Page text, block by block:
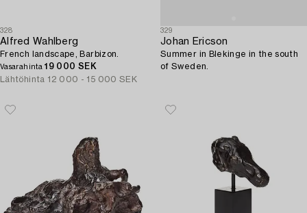
328
Alfred Wahlberg
French landscape, Barbizon.
Vasarahinta19 000 SEK
Lähtöhinta 12 000 - 15 000 SEK
329
Johan Ericson
Summer in Blekinge in the south
of Sweden.